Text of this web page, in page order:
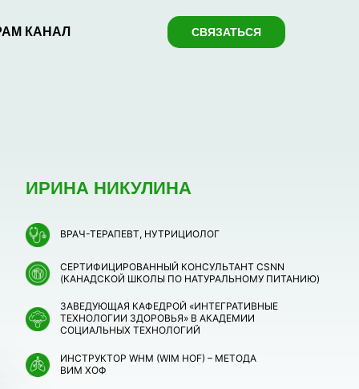
КАНАЛ СВЯЗАТЬСЯ
ИРИНА НИКУЛИНА
ВРАЧ-ТЕРАПЕВТ, НУТРИЦИОЛОГ
СЕРТИФИЦИРОВАННЫЙ КОНСУЛЬТАНТ CSNN
(КАНАДСКОЙ ШКОЛЫ ПО НАТУРАЛЬНОМУ ПИТАНИЮ)
ЗАВЕДУЮЩАЯ КАФЕДРОЙ «ИНТЕГРАТИВНЫЕ
ТЕХНОЛОГИИ ЗДОРОВЬЯ» В АКАДЕМИИ
СОЦИАЛЬНЫХ ТЕХНОЛОГИЙ
ИНСТРУКТОР WHM (WIM HOF) – МЕТОДА
ВИМ ХОФ